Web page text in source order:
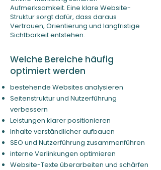
Aufmerksamkeit. Eine klare Website-
Struktur sorgt dafür, dass daraus
Vertrauen, Orientierung und langfristige
Sichtbarkeit entstehen.
Welche Bereiche häufig
optimiert werden
bestehende Websites analysieren
Seitenstruktur und Nutzerführung
verbessern
Leistungen klarer positionieren
Inhalte verständlicher aufbauen
SEO und Nutzerführung zusammenführen
interne Verlinkungen optimieren
Website-Texte überarbeiten und schärfen